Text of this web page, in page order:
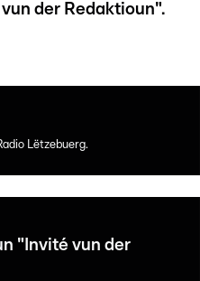
der Redaktioun".
Lëtzebuerg.
"Invité vun der